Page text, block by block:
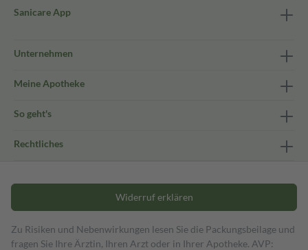
Sanicare App
Unternehmen
Meine Apotheke
So geht's
Rechtliches
Widerruf erklären
Zu Risiken und Nebenwirkungen lesen Sie die Packungsbeilage und
fragen Sie Ihre Ärztin, Ihren Arzt oder in Ihrer Apotheke. AVP: